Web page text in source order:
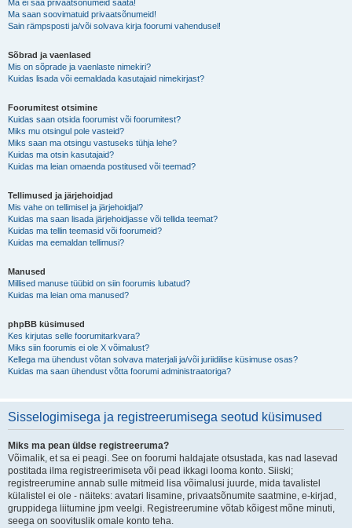
Ma ei saa privaatsõnumeid saata!
Ma saan soovimatuid privaatsõnumeid!
Sain rämpsposti ja/või solvava kirja foorumi vahendusel!
Sõbrad ja vaenlased
Mis on sõprade ja vaenlaste nimekiri?
Kuidas lisada või eemaldada kasutajaid nimekirjast?
Foorumitest otsimine
Kuidas saan otsida foorumist või foorumitest?
Miks mu otsingul pole vasteid?
Miks saan ma otsingu vastuseks tühja lehe?
Kuidas ma otsin kasutajaid?
Kuidas ma leian omaenda postitused või teemad?
Tellimused ja järjehoidjad
Mis vahe on tellimisel ja järjehoidjal?
Kuidas ma saan lisada järjehoidjasse või tellida teemat?
Kuidas ma tellin teemasid või foorumeid?
Kuidas ma eemaldan tellimusi?
Manused
Millised manuse tüübid on siin foorumis lubatud?
Kuidas ma leian oma manused?
phpBB küsimused
Kes kirjutas selle foorumitarkvara?
Miks siin foorumis ei ole X võimalust?
Kellega ma ühendust võtan solvava materjali ja/või juriidilise küsimuse osas?
Kuidas ma saan ühendust võtta foorumi administraatoriga?
Sisselogimisega ja registreerumisega seotud küsimused
Miks ma pean üldse registreeruma?
Võimalik, et sa ei peagi. See on foorumi haldajate otsustada, kas nad lasevad
postitada ilma registreerimiseta või pead ikkagi looma konto. Siiski;
registreerumine annab sulle mitmeid lisa võimalusi juurde, mida tavalistel
külalistel ei ole - näiteks: avatari lisamine, privaatsõnumite saatmine, e-kirjad,
gruppidega liitumine jpm veelgi. Registreerumine võtab kõigest mõne minuti,
seega on soovituslik omale konto teha.